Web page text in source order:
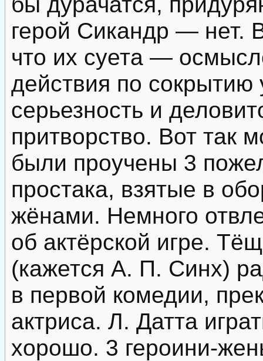
герой Сикандр — нет.
что их суета —
действия по сокрытию
серьезность и
притворство. Вот так
были проучены 3
простака, взятые в
жёнами. Немного
об актёрской игре.
(кажется А. П. Синх)
в первой комедии,
актриса. Л. Датта
хорошо. 3 героини-